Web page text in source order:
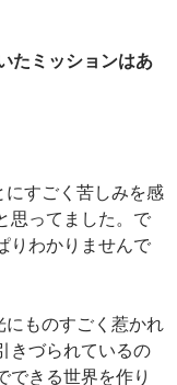
たミッションはあ
にすごく苦しみを感
思ってました。で
りわかりませんで
にものすごく惹かれ
きづられているの
できる世界を作り